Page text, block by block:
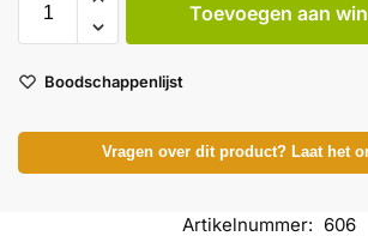
Toevoegen aan
Boodschappenlijst
Vragen over dit product? Laat het
Artikelnummer: 606